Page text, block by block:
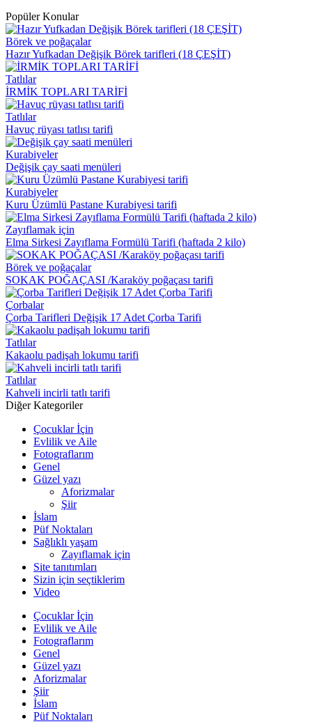
Popüler Konular
Börek ve poğaçalar
Hazır Yufkadan Değişik Börek tarifleri (18 ÇEŞİT)
Tatlılar
İRMİK TOPLARI TARİFİ
Tatlılar
Havuç rüyası tatlısı tarifi
Kurabiyeler
Değişik çay saati menüleri
Kurabiyeler
Kuru Üzümlü Pastane Kurabiyesi tarifi
Zayıflamak için
Elma Sirkesi Zayıflama Formülü Tarifi (haftada 2 kilo)
Börek ve poğaçalar
SOKAK POĞAÇASI /Karaköy poğaçası tarifi
Çorbalar
Çorba Tarifleri Değişik 17 Adet Çorba Tarifi
Tatlılar
Kakaolu padişah lokumu tarifi
Tatlılar
Kahveli incirli tatlı tarifi
Diğer Kategoriler
Çocuklar İçin
Evlilik ve Aile
Fotograflarım
Genel
Güzel yazı
Aforizmalar
Şiir
İslam
Püf Noktaları
Sağlıklı yaşam
Zayıflamak için
Site tanıtımları
Sizin için seçtiklerim
Video
Çocuklar İçin
Evlilik ve Aile
Fotograflarım
Genel
Güzel yazı
Aforizmalar
Şiir
İslam
Püf Noktaları